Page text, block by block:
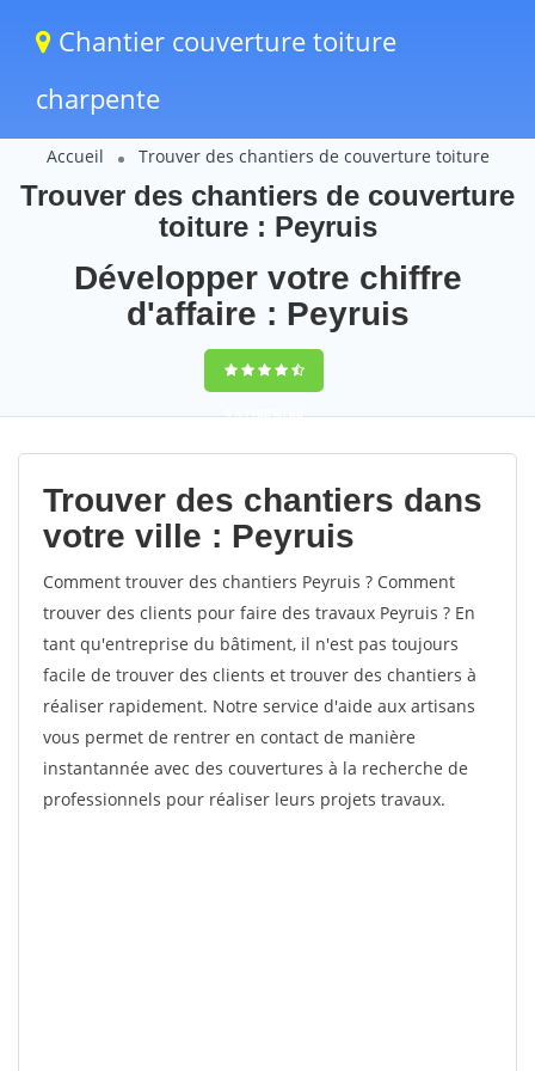
Chantier couverture toiture
charpente
Accueil Trouver des chantiers de couverture toiture
Trouver des chantiers de couverture
toiture : Peyruis
Développer votre chiffre
d'affaire : Peyruis
9,5(100%)60
votes
Trouver des chantiers dans
votre ville : Peyruis
Comment trouver des chantiers Peyruis ? Comment
trouver des clients pour faire des travaux Peyruis ? En
tant qu'entreprise du bâtiment, il n'est pas toujours
facile de trouver des clients et trouver des chantiers à
réaliser rapidement. Notre service d'aide aux artisans
vous permet de rentrer en contact de manière
instantannée avec des couvertures à la recherche de
professionnels pour réaliser leurs projets travaux.